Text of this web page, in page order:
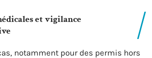
et vigilance
notamment pour des permis hors